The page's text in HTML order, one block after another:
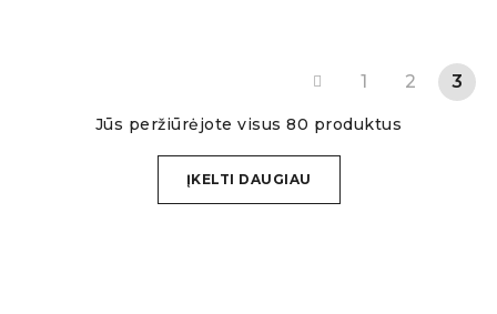
1 2 3
ĮKELTI DAUGIAU
Jūs peržiūrėjote visus 80 produktus